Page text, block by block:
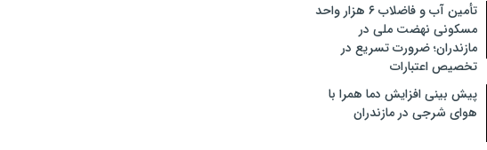
تأمین آب و فاضلاب ۶ هزار واحد
مسکونی نهضت ملی در
مازندران؛ ضرورت تسریع در
تخصیص اعتبارات
پیش بینی افزایش دما همرا با
هوای شرجی در مازندران